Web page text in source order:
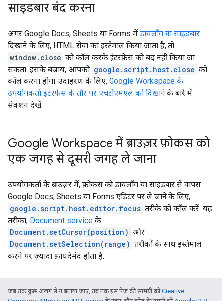
साइडबार बंद करना
अगर Google Docs, Sheets या Forms में डायलॉग या साइडबार
दिखाने के लिए, HTML सेवा का इस्तेमाल किया जाता है, तो
window.close को कॉल करके इंटरफ़ेस को बंद नहीं किया जा
सकता. इसके बजाय, आपको google.script.host.close को
कॉल करना होगा. उदाहरण के लिए, Google Workspace के
उपयोगकर्ता इंटरफ़ेस के तौर पर एचटीएमएल को दिखाने के बारे में
सेक्शन देखें.
Google Workspace में ब्राउज़र फ़ोकस को
एक जगह से दूसरी जगह ले जाना
उपयोगकर्ता के ब्राउज़र में, फ़ोकस को डायलॉग या साइडबार से वापस
Google Docs, Sheets या Forms एडिटर पर ले जाने के लिए,
google.script.host.editor.focus तरीके को कॉल करें. यह
तरीका, Document service के
Document.setCursor(position) और
Document.setSelection(range) तरीकों के साथ इस्तेमाल
करने पर ज़्यादा फ़ायदेमंद होता है.
जब तक कुछ अलग से न बताया जाए, तब तक इस पेज की सामग्री कोCreative